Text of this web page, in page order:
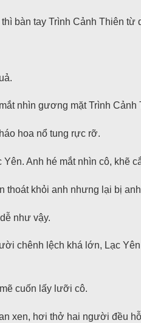
bàn tay Trình Cảnh Thiên
nhìn gương mặt Trình Cảnh
hoa nổ tung rực rỡ.
Anh hé mắt nhìn cô, khẽ
thoát khỏi anh nhưng lại bị
như vậy.
chênh lệch khá lớn, Lạc
cuốn lấy lưỡi cô.
xen, hơi thở hai người đều